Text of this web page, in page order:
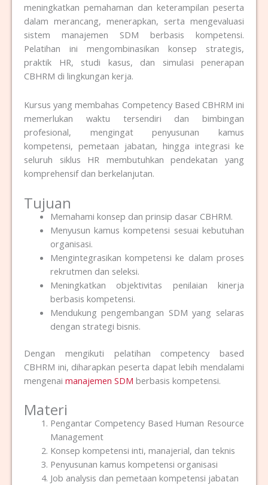
meningkatkan pemahaman dan keterampilan peserta
dalam merancang, menerapkan, serta mengevaluasi
sistem manajemen SDM berbasis kompetensi.
Pelatihan ini mengombinasikan konsep strategis,
praktik HR, studi kasus, dan simulasi penerapan
CBHRM di lingkungan kerja.
Kursus yang membahas Competency Based CBHRM ini
memerlukan waktu tersendiri dan bimbingan
profesional, mengingat penyusunan kamus
kompetensi, pemetaan jabatan, hingga integrasi ke
seluruh siklus HR membutuhkan pendekatan yang
komprehensif dan berkelanjutan.
Tujuan
Memahami konsep dan prinsip dasar CBHRM.
Menyusun kamus kompetensi sesuai kebutuhan
organisasi.
Mengintegrasikan kompetensi ke dalam proses
rekrutmen dan seleksi.
Meningkatkan objektivitas penilaian kinerja
berbasis kompetensi.
Mendukung pengembangan SDM yang selaras
dengan strategi bisnis.
Dengan mengikuti pelatihan competency based
CBHRM ini, diharapkan peserta dapat lebih mendalami
mengenai manajemen SDM berbasis kompetensi.
Materi
Pengantar Competency Based Human Resource
Management
Konsep kompetensi inti, manajerial, dan teknis
Penyusunan kamus kompetensi organisasi
Job analysis dan pemetaan kompetensi jabatan